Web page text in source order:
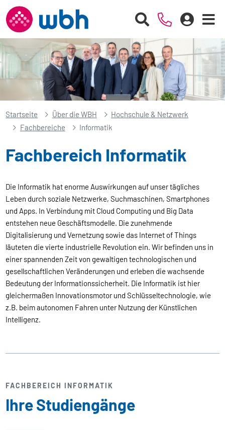
Startseite Über die WBH
Hochschule & Netzwerk
Fachbereiche
Informatik
Fachbereich Informatik
Die Informatik hat enorme Auswirkungen auf unser tägliches
Leben durch soziale Netzwerke, Suchmaschinen, Smartphones
und Apps. In Verbindung mit Cloud Computing und Big Data
entstehen neue Geschäftsmodelle. Die zunehmende
Digitalisierung und Vernetzung sowie das Internet of Things
läuteten die vierte industrielle Revolution ein. Wir befinden uns in
einer spannenden Zeit von gewaltigen technologischen und
gesellschaftlichen Veränderungen und erleben die wachsende
Bedeutung der Informationssicherheit. Die Informatik ist hier
gleichermaßen Innovationsmotor und Schlüsseltechnologie, wie
z.B. beim autonomen Fahren unter Nutzung der Künstlichen
Intelligenz.
FACHBEREICH INFORMATIK
Ihre Studiengänge